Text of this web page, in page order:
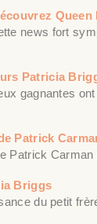
Queen
news fort
Patricia
gagnantes
Patrick
Patrick Carman
Briggs
du petit